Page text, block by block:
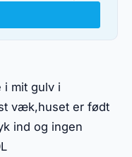
i mit gulv i
væk,huset er født
ind og ingen